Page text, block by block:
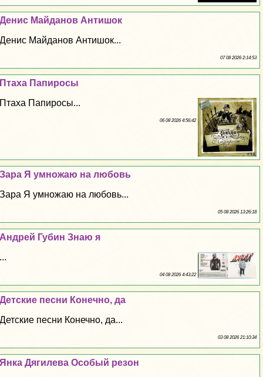
Денис Майданов Антишок
Денис Майданов Антишок...
07 08 2026 2:14:53
Птаха Папиросы
Птаха Папиросы...
06 08 2026 4:56:42
Зара Я умножаю на любовь
Зара Я умножаю на любовь...
05 08 2026 13:26:18
Андрей Губин Знаю я
...
04 08 2026 4:43:22
Детские песни Конечно, да
Детские песни Конечно, да...
03 08 2026 21:10:34
Янка Дягилева Особый резон